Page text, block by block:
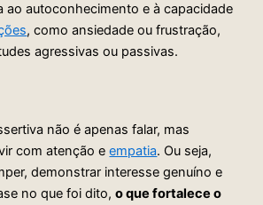
ao autoconhecimento e à capacidade
, como ansiedade ou frustração,
agressivas ou passivas.
não é apenas falar, mas
com atenção eempatia. Ou seja,
demonstrar interesse genuíno e
no que foi dito,o que fortalece o